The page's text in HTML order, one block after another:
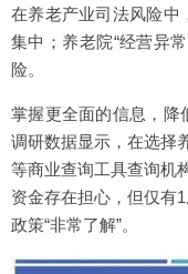
在养老产业司法风险中
集中；养老院“经营异
险。
掌握更全面的信息，降
调研数据显示，在选择
等商业查询工具查询机
资金存在担心，但仅有
政策“非常了解”。